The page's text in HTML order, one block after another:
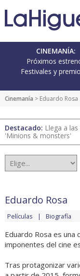
CINEMANÍA:
Próximos
Festivales y
Cinemanía > Eduardo Rosa
Destacado: Llega a
'Minions & monsters'
Eduardo Rosa
Películas Biografía
Eduardo Rosa es una
imponentes del cine
Tras protagonizar